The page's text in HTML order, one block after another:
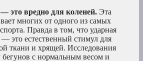
это вредно для коленей. Эта
многих от одного из самых
Правда в том, что ударная
— это естественный стимул для
ткани и хрящей. Исследования
бегунов с нормальным весом и